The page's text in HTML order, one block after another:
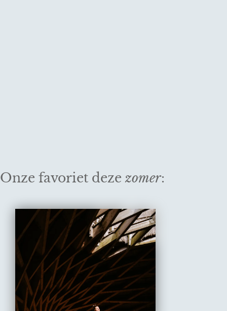
Onze favoriet deze zomer: